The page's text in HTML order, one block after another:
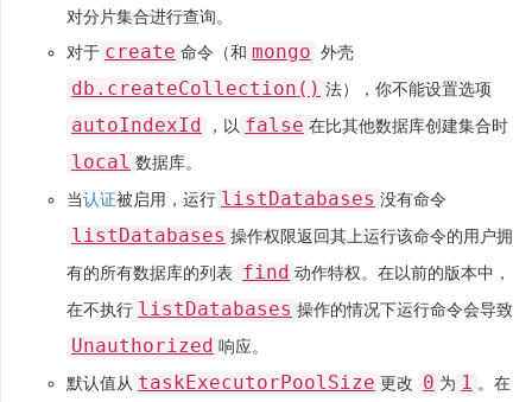
对分片集合进行查询。
对于 create 命令（和 mongo 外壳
db.createCollection() 法），你不能设置选项
autoIndexId ，以 false 在比其他数据库创建集合时
local 数据库。
当认证被启用，运行 listDatabases 没有命令
listDatabases 操作权限返回其上运行该命令的用户拥
有的所有数据库的列表
find 动作特权。在以前的版本中，
在不执行 listDatabases 操作的情况下运行命令会导致
Unauthorized 响应。
默认值从 taskExecutorPoolSize 更改 0 为 1 。在